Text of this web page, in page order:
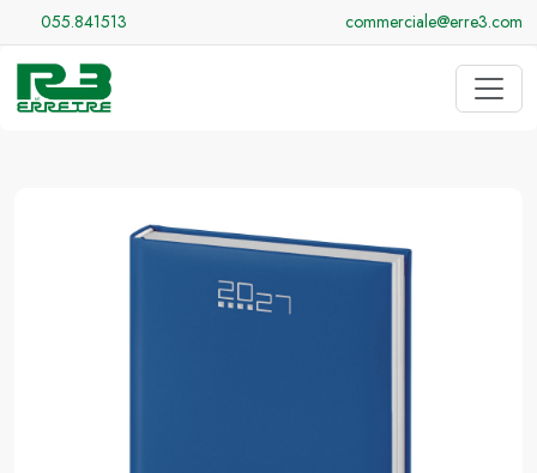
055.841513 commerciale@erre3.com